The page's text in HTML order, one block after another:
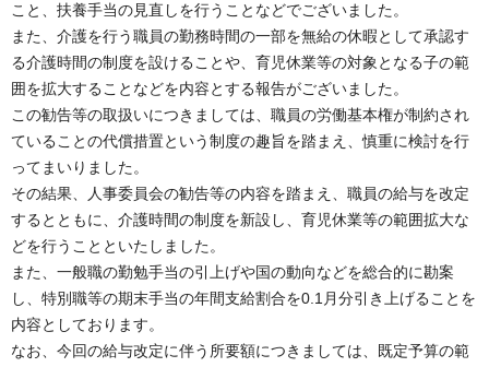
こと、扶養手当の見直しを行うことなどでございました。
また、介護を行う職員の勤務時間の一部を無給の休暇として承認す
る介護時間の制度を設けることや、育児休業等の対象となる子の範
囲を拡大することなどを内容とする報告がございました。
この勧告等の取扱いにつきましては、職員の労働基本権が制約され
ていることの代償措置という制度の趣旨を踏まえ、慎重に検討を行
ってまいりました。
その結果、人事委員会の勧告等の内容を踏まえ、職員の給与を改定
するとともに、介護時間の制度を新設し、育児休業等の範囲拡大な
どを行うことといたしました。
また、一般職の勤勉手当の引上げや国の動向などを総合的に勘案
し、特別職等の期末手当の年間支給割合を0.1月分引き上げることを
内容としております。
なお、今回の給与改定に伴う所要額につきましては、既定予算の範